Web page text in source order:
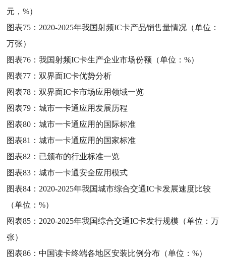
元，%）
图表75： 2020-2025年我国射频IC卡产品销售量情况（单位：
万张）
图表76：我国射频IC卡生产企业市场份额（单位：%）
图表77：双界面IC卡优势分析
图表78：双界面IC卡市场应用领域一览
图表79：城市一卡通应用发展历程
图表80：城市一卡通应用的国际标准
图表81：城市一卡通应用的国家标准
图表82： 已颁布的行业标准一览
图表83：城市一卡通安全应用模式
图表84： 2020-2025年我国城市综合交通IC卡发展速度比较
（单位：%）
图表85： 2020-2025年我国综合交通IC卡发行规模（单位：万
张）
图表86：中国读卡终端各地区安装比例分布（单位：%）